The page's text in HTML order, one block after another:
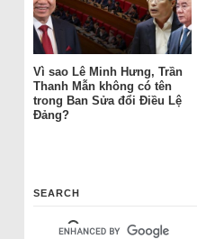
Vì sao Lê Minh Hưng, Trần
Thanh Mẫn không có tên
trong Ban Sửa đổi Điều Lệ
Đảng?
SEARCH